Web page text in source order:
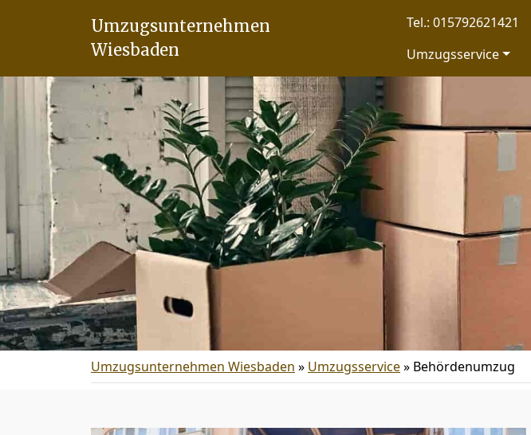
Umzugsunternehmen
Wiesbaden
Tel.: 015792621421
Umzugsservice
Umzugsunternehmen Wiesbaden » Umzugsservice» Behördenumzug